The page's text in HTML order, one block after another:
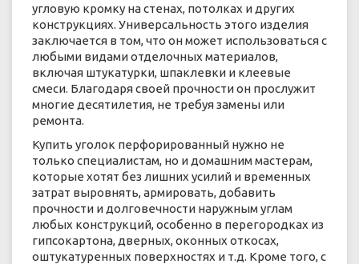
угловую кромку на стенах, потолках и других
конструкциях. Универсальность этого изделия
заключается в том, что он может использоваться с
любыми видами отделочных материалов,
включая штукатурки, шпаклевки и клеевые
смеси. Благодаря своей прочности он прослужит
многие десятилетия, не требуя замены или
ремонта.
Купить уголок перфорированный нужно не
только специалистам, но и домашним мастерам,
которые хотят без лишних усилий и временных
затрат выровнять, армировать, добавить
прочности и долговечности наружным углам
любых конструкций, особенно в перегородках из
гипсокартона, дверных, оконных откосах,
оштукатуренных поверхностях и т.д. Кроме того, с